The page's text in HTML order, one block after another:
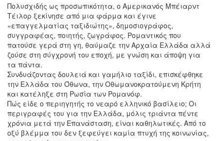
Πολυσχιδής ως προσωπικότητα, ο Αμερικανός Μπέιαρντ
Τέιλορ ξεκίνησε από μια φάρμα και έγινε
«επαγγελματίας ταξιδιώτης», δημοσιογράφος,
συγγραφέας, ποιητής, ζωγράφος. Ρομαντικός που
πατούσε γερά στη γη, θαύμαζε την Αρχαία Ελλάδα αλλά
ζούσε στη σύγχρονή του εποχή, με γνώση και άποψη για
τα πάντα.
Συνδυάζοντας δουλειά και γαμήλιο ταξίδι, επισκέφθηκε
την Ελλάδα του Όθωνα, την Οθωμανοκρατούμενη Κρήτη
και κατέληξε στη Ρωσία των Ρομανόφ.
Πώς είδε ο περιηγητής το νεαρό ελληνικό βασίλειο; Οι
περιγραφές του για την Ελλάδα, μόλις τριάντα πέντε
χρόνια μετά την Επανάσταση, είναι καθηλωτικές. Από το
οξύ βλέμμα του δεν ξεφεύγει καμία πτυχή της κοινωνίας,